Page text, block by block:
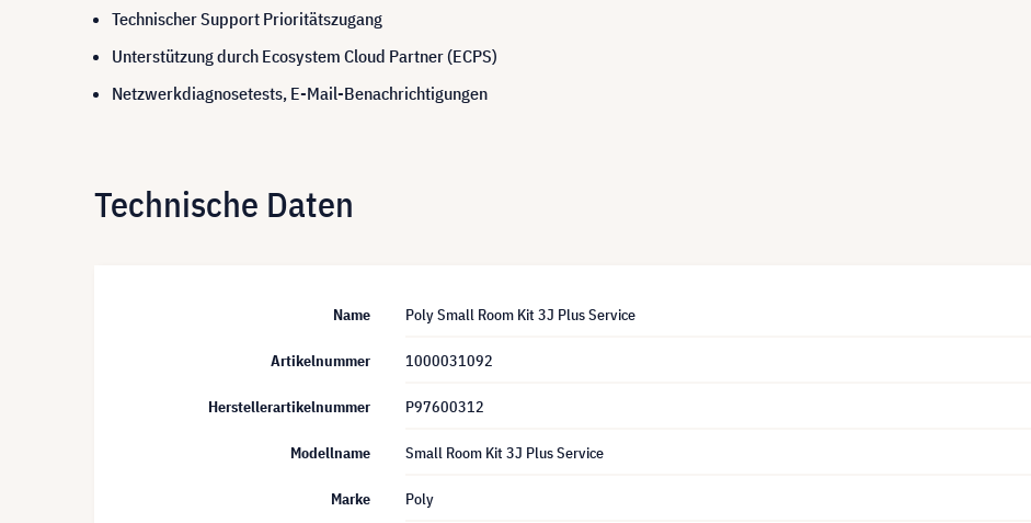
Technischer Support Prioritätszugang
Unterstützung durch Ecosystem Cloud Partner (ECPS)
Netzwerkdiagnosetests, E-Mail-Benachrichtigungen
Technische Daten
Name Poly Small Room Kit 3J Plus Service
Artikelnummer 1000031092
Herstellerartikelnummer P97600312
Modellname Small Room Kit 3J Plus Service
Marke Poly